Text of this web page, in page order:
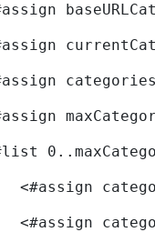
<#assign
<#assign